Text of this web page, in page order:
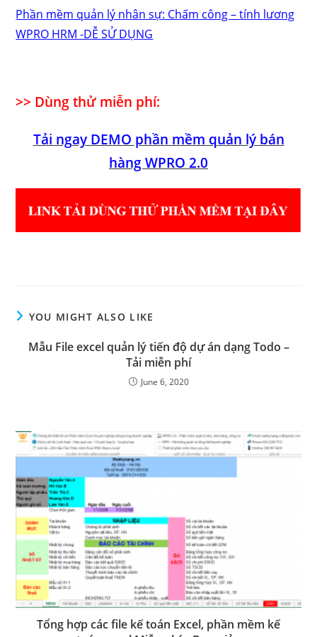
Phần mềm quản lý nhân sự: Chấm công – tính lương
WPRO HRM -DỄ SỬ DỤNG
>> Dùng thử miễn phí:
Tải ngay DEMO phần mềm quản lý bán
hàng WPRO 2.0
YOU MIGHT ALSO LIKE
Mẫu File excel quản lý tiến độ dự án dạng Todo –
Tải miễn phí
June 6, 2020
Tổng hợp các file kế toán Excel, phần mềm kế